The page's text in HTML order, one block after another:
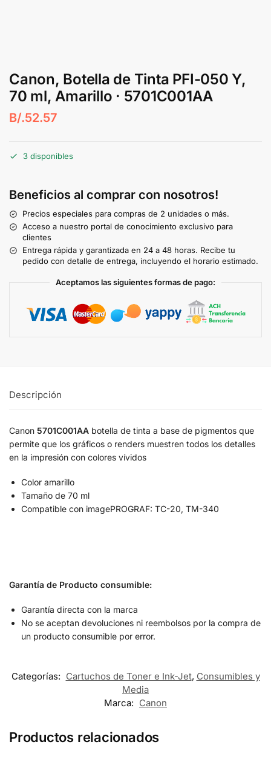
Canon, Botella de Tinta PFI-050 Y,
70 ml, Amarillo · 5701C001AA
B/.52.57
3 disponibles
Beneficios al comprar con nosotros!
Precios especiales para compras de 2 unidades o más.
Acceso a nuestro portal de conocimiento exclusivo para
clientes
Entrega rápida y garantizada en 24 a 48 horas. Recibe tu
pedido con detalle de entrega, incluyendo el horario estimado.
Aceptamos las siguientes formas de pago:
Descripción
Canon 5701C001AA botella de tinta a base de pigmentos que
permite que los gráficos o renders muestren todos los detalles
en la impresión con colores vívidos
Color amarillo
Tamaño de 70 ml
Compatible con imagePROGRAF: TC-20, TM-340
Garantía de Producto consumible:
Garantía directa con la marca
No se aceptan devoluciones ni reembolsos por la compra de
un producto consumible por error.
Categorías: Cartuchos de Toner e Ink-Jet, Consumibles y
Media
Marca: Canon
Productos relacionados